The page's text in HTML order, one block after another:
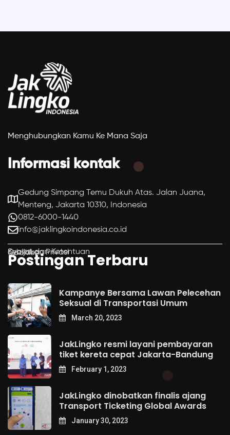
Menghubungkan Kamu Ke Mana Saja
Informasi kontak
Gedung Simpang Temu Dukuh Atas. Jalan Juana,
Menteng, Jakarta 10310, Indonesia
0812-6000-1440
info@jaklingkoindonesia.co.id
Syarat dan Ketentuan
Kebijakan Privasi
Cookies
Postingan Terbaru
Kampanye Bersama Lawan Pelecehan
Seksual di Transportasi Umum
March 20, 2023
JakLingko resmi layani pembayaran
tiket kereta cepat Jakarta-Bandung
February 1, 2023
JakLingko dinobatkan finalis ajang
Transport Ticketing Global Awards
January 30, 2023